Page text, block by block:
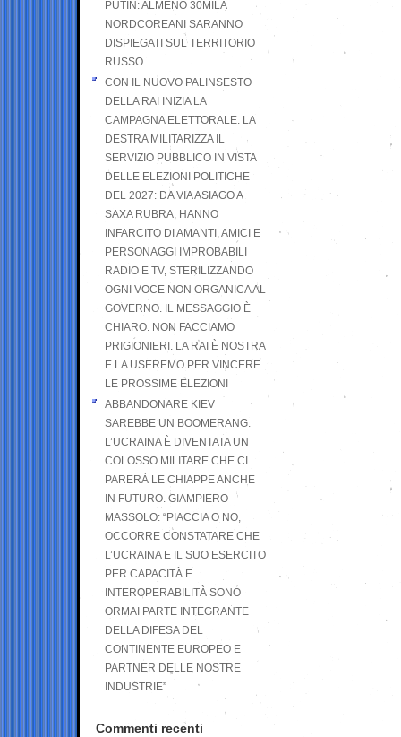
PUTIN: ALMENO 30MILA
NORDCOREANI SARANNO
DISPIEGATI SUL TERRITORIO
RUSSO
CON IL NUOVO PALINSESTO
DELLA RAI INIZIA LA
CAMPAGNA ELETTORALE. LA
DESTRA MILITARIZZA IL
SERVIZIO PUBBLICO IN VISTA
DELLE ELEZIONI POLITICHE
DEL 2027: DA VIA ASIAGO A
SAXA RUBRA, HANNO
INFARCITO DI AMANTI, AMICI E
PERSONAGGI IMPROBABILI
RADIO E TV, STERILIZZANDO
OGNI VOCE NON ORGANICA AL
GOVERNO. IL MESSAGGIO È
CHIARO: NON FACCIAMO
PRIGIONIERI. LA RAI È NOSTRA
E LA USEREMO PER VINCERE
LE PROSSIME ELEZIONI
ABBANDONARE KIEV
SAREBBE UN BOOMERANG:
L’UCRAINA È DIVENTATA UN
COLOSSO MILITARE CHE CI
PARERÀ LE CHIAPPE ANCHE
IN FUTURO. GIAMPIERO
MASSOLO: “PIACCIA O NO,
OCCORRE CONSTATARE CHE
L’UCRAINA E IL SUO ESERCITO
PER CAPACITÀ E
INTEROPERABILITÀ SONO
ORMAI PARTE INTEGRANTE
DELLA DIFESA DEL
CONTINENTE EUROPEO E
PARTNER DELLE NOSTRE
INDUSTRIE”
Commenti recenti